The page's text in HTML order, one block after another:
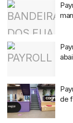
de